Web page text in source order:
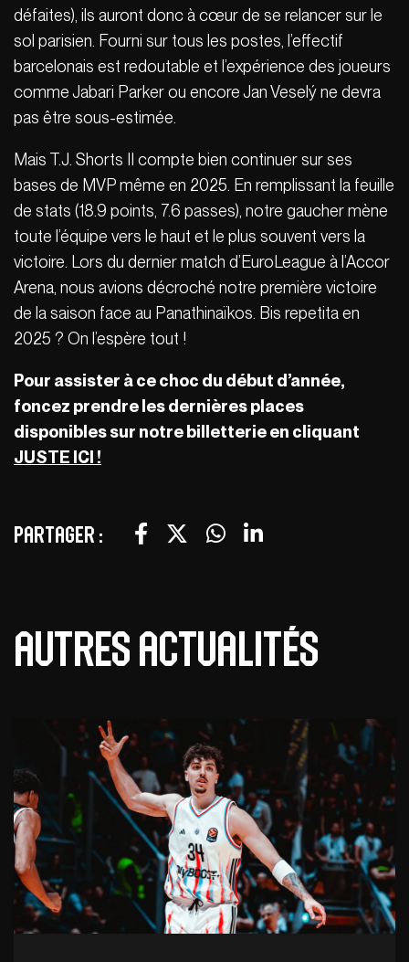
défaites), ils auront donc à cœur de se relancer sur le
sol parisien. Fourni sur tous les postes, l’effectif
barcelonais est redoutable et l’expérience des joueurs
comme Jabari Parker ou encore Jan Veselý ne devra
pas être sous-estimée.
Mais T.J. Shorts II compte bien continuer sur ses
bases de MVP même en 2025. En remplissant la feuille
de stats (18.9 points, 7.6 passes), notre gaucher mène
toute l’équipe vers le haut et le plus souvent vers la
victoire. Lors du dernier match d’EuroLeague à l’Accor
Arena, nous avions décroché notre première victoire
de la saison face au Panathinaïkos. Bis repetita en
2025 ? On l’espère tout !
Pour assister à ce choc du début d’année,
foncez prendre les dernières places
disponibles sur notre billetterie en cliquant
JUSTE ICI !
Partager :
Autres actualités